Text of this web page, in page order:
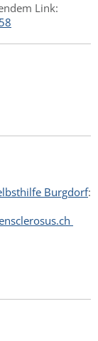
Link:
Burgdorf: